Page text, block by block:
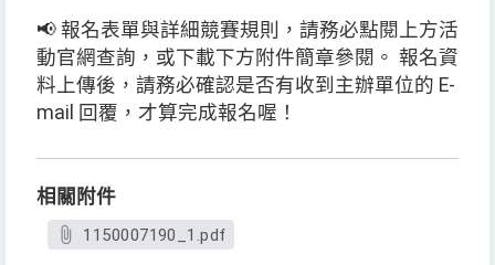
📢 報名表單與詳細競賽規則，請務必點閱上方活
動官網查詢，或下載下方附件簡章參閱。 報名資
料上傳後，請務必確認是否有收到主辦單位的 E-
mail 回覆，才算完成報名喔！
相關附件
1150007190_1.pdf